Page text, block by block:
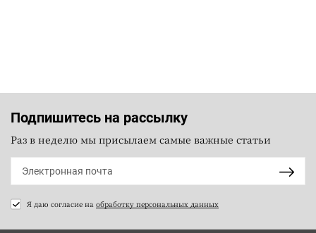
Подпишитесь на рассылку
Раз в неделю мы присылаем самые важные статьи
Я даю согласие на обработку персональных данных